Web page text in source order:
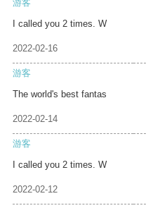
游客
I called you 2 times. W
2022-02-16
游客
The world's best fantas
2022-02-14
游客
I called you 2 times. W
2022-02-12